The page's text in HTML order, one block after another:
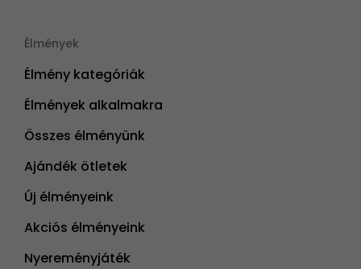
Élmények
Élmény kategóriák
Élmények alkalmakra
Összes élményünk
Ajándék ötletek
Új élményeink
Akciós élményeink
Nyereményjáték